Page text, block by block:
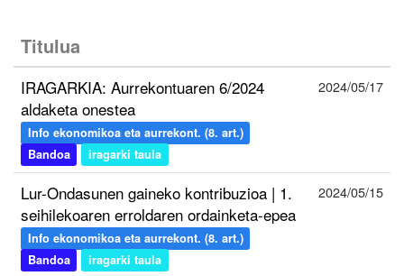
Titulua
IRAGARKIA: Aurrekontuaren 6/2024
aldaketa onestea
Info ekonomikoa eta aurrekont. (8. art.)
Bandoa
iragarki taula
2024/05/17
Lur-Ondasunen gaineko kontribuzioa | 1.
seihilekoaren erroldaren ordainketa-epea
Info ekonomikoa eta aurrekont. (8. art.)
Bandoa
iragarki taula
2024/05/15